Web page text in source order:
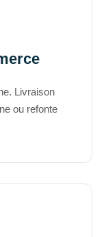
Livraison
ou refonte